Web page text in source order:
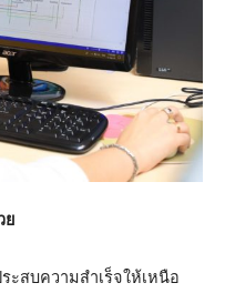
ย
ะสบความสำเร็จให้เหนือ